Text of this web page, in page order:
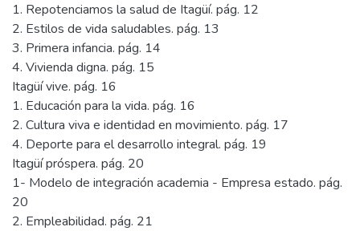
1. Repotenciamos la salud de Itagüí. pág. 12
2. Estilos de vida saludables. pág. 13
3. Primera infancia. pág. 14
4. Vivienda digna. pág. 15
Itagüí vive. pág. 16
1. Educación para la vida. pág. 16
2. Cultura viva e identidad en movimiento. pág. 17
4. Deporte para el desarrollo integral. pág. 19
Itagüí próspera. pág. 20
1- Modelo de integración academia - Empresa estado. pág.
20
2. Empleabilidad. pág. 21